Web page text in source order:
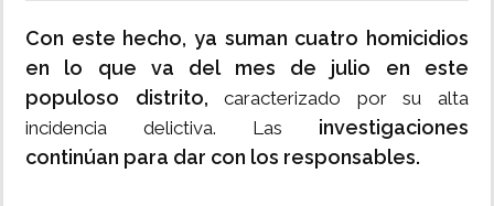
Con este hecho, ya suman cuatro homicidios
en lo que va del mes de julio en este
populoso distrito,caracterizado por su alta
incidencia delictiva.
Las investigaciones
continúan para dar con los responsables.